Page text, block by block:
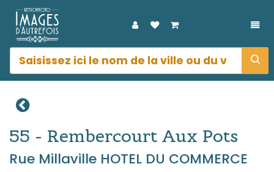
55 - Rembercourt Aux Pots
Rue Millaville HOTEL DU COMMERCE